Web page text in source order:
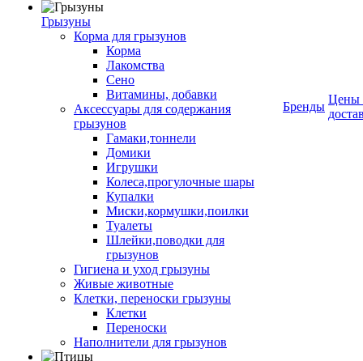
Грызуны
Корма для грызунов
Корма
Лакомства
Сено
Витамины, добавки
Аксессуары для содержания
грызунов
Гамаки,тоннели
Домики
Игрушки
Колеса,прогулочные шары
Купалки
Миски,кормушки,поилки
Туалеты
Шлейки,поводки для
грызунов
Гигиена и уход грызуны
Живые животные
Клетки, переноски грызуны
Клетки
Переноски
Наполнители для грызунов
Бренды
Цены